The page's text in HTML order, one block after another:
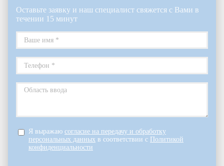
Оставьте заявку и наш специалист свяжется с Вами в
течении 15 минут
Я выражаю согласие на передачу и обработку
персональных данных в соответствии с Политикой
конфиденциальности